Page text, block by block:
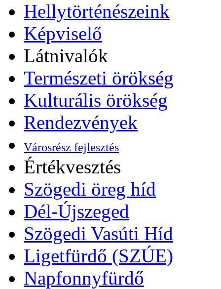
Hellytörténészeink
Képviselő
Látnivalók
Természeti örökség
Kulturális örökség
Rendezvények
Városrész fejlesztés
Értékvesztés
Szögedi öreg híd
Dél-Újszeged
Szögedi Vasúti Híd
Ligetfürdő (SZÚE)
Napfonnyfürdő